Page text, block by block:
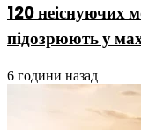
120 неіснуючих
підозрюють у
6 години назад